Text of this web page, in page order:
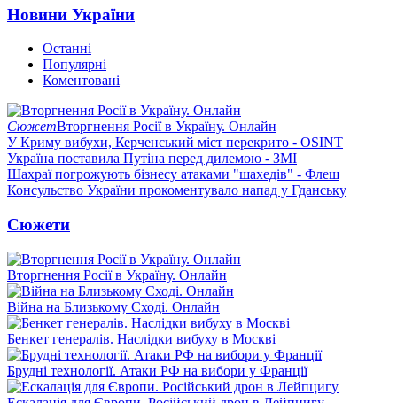
Новини України
Останні
Популярні
Коментовані
СюжетВторгнення Росії в Україну. Онлайн
У Криму вибухи, Керченський міст перекрито - OSINT
Україна поставила Путіна перед дилемою - ЗМІ
Шахраї погрожують бізнесу атаками "шахедів" - Флеш
Консульство України прокоментувало напад у Гданську
Сюжети
Вторгнення Росії в Україну. Онлайн
Війна на Близькому Сході. Онлайн
Бенкет генералів. Наслідки вибуху в Москві
Брудні технології. Атаки РФ на вибори у Франції